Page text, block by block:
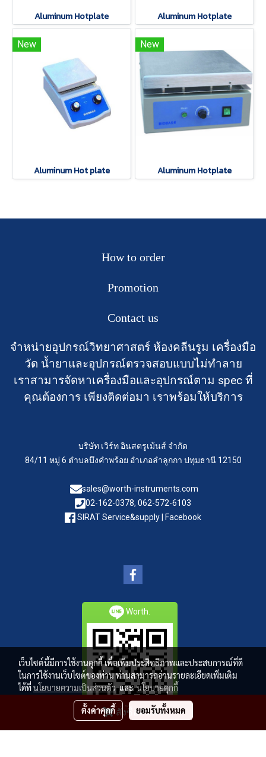
สั่งซื้อสินค้า
Aluminum Hotplate Aluminum Hotplate
New
Aluminum Hot plate
New
Aluminum Hotplate
How to order
Promotion
Contact us
จำหน่ายอุปกรณ์วิทยาศาสตร์ ห้องคลีนรูม เครื่องมือ
วัด น้ำยาและอุปกรณ์ตรวจสอบแบบไม่ทำลาย
เราสามารจัดหาเครื่องมือและอุปกรณ์ตาม spec ที่
คุณต้องการ เพียงติดต่อมา เราพร้อมให้บริการ
บริษัท เวิร์ท อินสตรูเม้นส์ จำกัด
84/11 หมู่ 6 ตำบลบึงคำพร้อย อำเภอลำลูกกา ปทุมธานี 12150
sales@worth-instruments.com
02-162-0378, 062-572-6103
SIRAT Service&supply | Facebook
Worth.
เว็บไซต์นี้มีการใช้งานคุกกี้ เพื่อเพิ่มประสิทธิภาพและประสบการณ์ที่ดี
ในการใช้งานเว็บไซต์ของท่าน ท่านสามารถอ่านรายละเอียดเพิ่มเติม
ได้ที่นโยบายความเป็นส่วนตัวและนโยบายคุกกี้
ตั้งค่าคุกกี้ ยอมรับทั้งหมด